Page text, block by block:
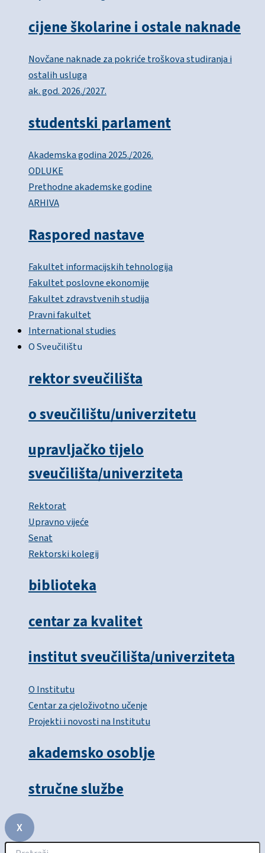
cijene školarine i ostale naknade
Novčane naknade za pokriće troškova studiranja i
ostalih usluga
ak. god. 2026./2027.
studentski parlament
Akademska godina 2025./2026.
ODLUKE
Prethodne akademske godine
ARHIVA
Raspored nastave
Fakultet informacijskih tehnologija
Fakultet poslovne ekonomije
Fakultet zdravstvenih studija
Pravni fakultet
International studies
O Sveučilištu
rektor sveučilišta
o sveučilištu/univerzitetu
upravljačko tijelo
sveučilišta/univerziteta
Rektorat
Upravno vijeće
Senat
Rektorski kolegij
biblioteka
centar za kvalitet
institut sveučilišta/univerziteta
O Institutu
Centar za cjeloživotno učenje
Projekti i novosti na Institutu
akademsko osoblje
stručne službe
X